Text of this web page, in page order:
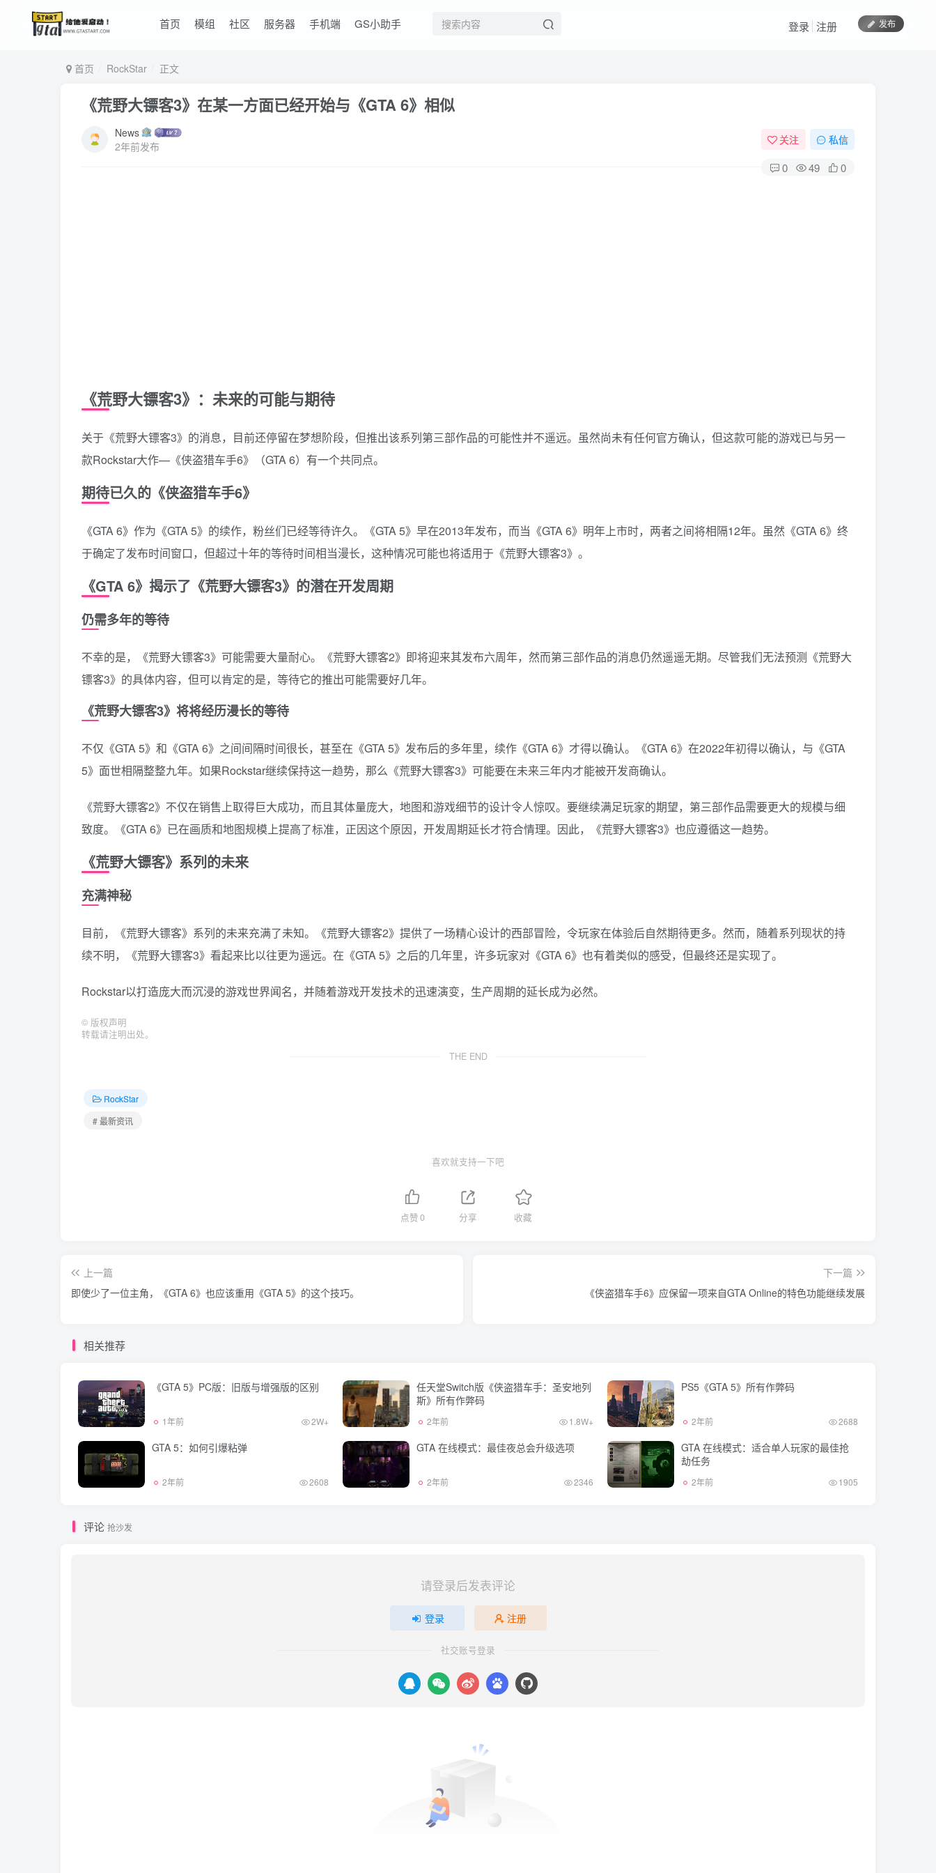
首页 模组 社区 服务器 手机端 GS小助手 发布
登录 注册
首页 RockStar 正文
《荒野大镖客3》在某一方面已经开始与《GTA 6》相似
News
2年前发布
关注 私信
0 49 0
《荒野大镖客3》：未来的可能与期待
关于《荒野大镖客3》的消息，目前还停留在梦想阶段，但推出该系列第三部作品的可能性并不遥远。虽然尚未有任何官方确认，但这款可能的游戏已与另一
款Rockstar大作—《侠盗猎车手6》（GTA 6）有一个共同点。
期待已久的《侠盗猎车手6》
《GTA 6》作为《GTA 5》的续作，粉丝们已经等待许久。《GTA 5》早在2013年发布，而当《GTA 6》明年上市时，两者之间将相隔12年。虽然《GTA 6》终
于确定了发布时间窗口，但超过十年的等待时间相当漫长，这种情况可能也将适用于《荒野大镖客3》。
《GTA 6》揭示了《荒野大镖客3》的潜在开发周期
仍需多年的等待
不幸的是，《荒野大镖客3》可能需要大量耐心。《荒野大镖客2》即将迎来其发布六周年，然而第三部作品的消息仍然遥遥无期。尽管我们无法预测《荒野大
镖客3》的具体内容，但可以肯定的是，等待它的推出可能需要好几年。
《荒野大镖客3》将将经历漫长的等待
不仅《GTA 5》和《GTA 6》之间间隔时间很长，甚至在《GTA 5》发布后的多年里，续作《GTA 6》才得以确认。《GTA 6》在2022年初得以确认，与《GTA
5》面世相隔整整九年。如果Rockstar继续保持这一趋势，那么《荒野大镖客3》可能要在未来三年内才能被开发商确认。
《荒野大镖客2》不仅在销售上取得巨大成功，而且其体量庞大，地图和游戏细节的设计令人惊叹。要继续满足玩家的期望，第三部作品需要更大的规模与细
致度。《GTA 6》已在画质和地图规模上提高了标准，正因这个原因，开发周期延长才符合情理。因此，《荒野大镖客3》也应遵循这一趋势。
《荒野大镖客》系列的未来
充满神秘
目前，《荒野大镖客》系列的未来充满了未知。《荒野大镖客2》提供了一场精心设计的西部冒险，令玩家在体验后自然期待更多。然而，随着系列现状的持
续不明，《荒野大镖客3》看起来比以往更为遥远。在《GTA 5》之后的几年里，许多玩家对《GTA 6》也有着类似的感受，但最终还是实现了。
Rockstar以打造庞大而沉浸的游戏世界闻名，并随着游戏开发技术的迅速演变，生产周期的延长成为必然。
© 版权声明
转载请注明出处。
THE END
RockStar
# 最新资讯
喜欢就支持一下吧
点赞0 分享 收藏
上一篇
即使少了一位主角，《GTA 6》也应该重用《GTA 5》的这个技巧。
下一篇
《侠盗猎车手6》应保留一项来自GTA Online的特色功能继续发展
相关推荐
《GTA 5》PC版：旧版与增强版的区别
1年前 2W+
任天堂Switch版《侠盗猎车手：圣安地列
斯》所有作弊码
2年前 1.8W+
PS5《GTA 5》所有作弊码
2年前 2688
GTA 5：如何引爆粘弹
2年前 2608
GTA 在线模式：最佳夜总会升级选项
2年前 2346
GTA 在线模式：适合单人玩家的最佳抢
劫任务
2年前 1905
评论 抢沙发
请登录后发表评论
登录 注册
社交账号登录